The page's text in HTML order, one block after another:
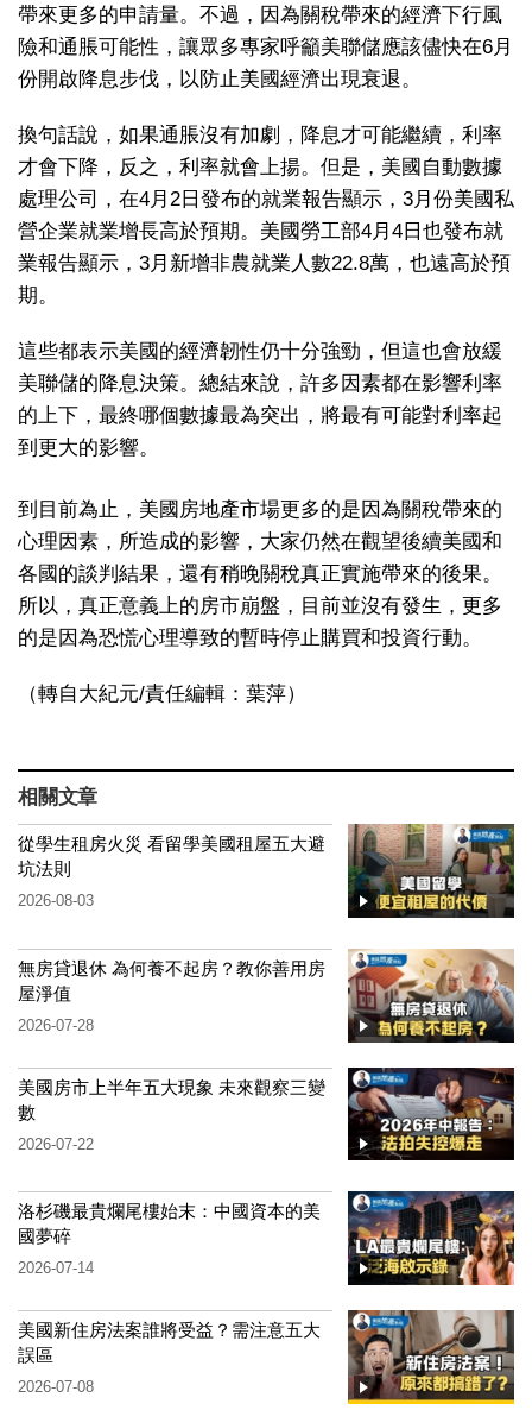
帶來更多的申請量。不過，因為關稅帶來的經濟下行風
險和通脹可能性，讓眾多專家呼籲美聯儲應該儘快在6月
份開啟降息步伐，以防止美國經濟出現衰退。
換句話說，如果通脹沒有加劇，降息才可能繼續，利率
才會下降，反之，利率就會上揚。但是，美國自動數據
處理公司，在4月2日發布的就業報告顯示，3月份美國私
營企業就業增長高於預期。美國勞工部4月4日也發布就
業報告顯示，3月新增非農就業人數22.8萬，也遠高於預
期。
這些都表示美國的經濟韌性仍十分強勁，但這也會放緩
美聯儲的降息決策。總結來說，許多因素都在影響利率
的上下，最終哪個數據最為突出，將最有可能對利率起
到更大的影響。
到目前為止，美國房地產市場更多的是因為關稅帶來的
心理因素，所造成的影響，大家仍然在觀望後續美國和
各國的談判結果，還有稍晚關稅真正實施帶來的後果。
所以，真正意義上的房市崩盤，目前並沒有發生，更多
的是因為恐慌心理導致的暫時停止購買和投資行動。
（轉自大紀元/責任編輯：葉萍）
相關文章
從學生租房火災 看留學美國租屋五大避
坑法則
2026-08-03
無房貸退休 為何養不起房？教你善用房
屋淨值
2026-07-28
美國房市上半年五大現象 未來觀察三變
數
2026-07-22
洛杉磯最貴爛尾樓始末：中國資本的美
國夢碎
2026-07-14
美國新住房法案誰將受益？需注意五大
誤區
2026-07-08